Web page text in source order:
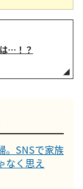
…！？
。SNSで家族
なく思え